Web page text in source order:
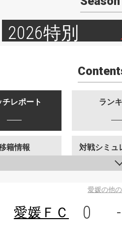
2026特別
チレポート ラン
籍情報 対戦シミュ
愛媛の他
愛媛ＦＣ 0 -